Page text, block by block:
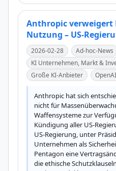
Anthropic verweigert
Nutzung – US-
2026-02-28
Ad-hoc-News
KI Unternehmen, Markt &
Große KI-Anbieter
OpenAI
Anthropic hat sich
nicht für
Waffensysteme zur
Kündigung aller US-
US-Regierung, unter
Unternehmen als
Pentagon eine
die ethische